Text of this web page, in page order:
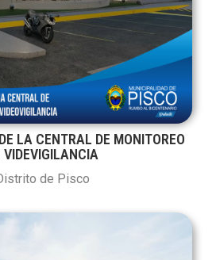
LA CENTRAL DE MONITOREO
VIDEVIGILANCIA
de Pisco